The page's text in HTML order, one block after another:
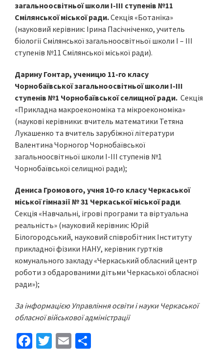
загальноосвітньої школи І-ІІІ ступенів №11
Смiлянської міськoї ради.Секція «Ботаніка»
(науковий керівник: Ірина Пасічніченко, учитель
біології Смілянської загальноосвітньої школи І – ІІІ
ступенів №11 Смілянської міської ради).
Дарину Гонтар, ученицю 11-го класу
Чорнобаївської загальноосвітньої школи І-ІІІ
ступенів №1 Чорнобаївської селищної ради. Секція
«Прикладна макроекономіка та мікроекономіка»
(наукові керівники: вчитель математики Тетяна
Лукашенко та вчитель зарубіжної літератури
Валентина Чорногор Чорнобаївської
загальноосвітньої школи І-ІІІ ступенів №1
Чорнобаївської селищної ради);
Дениса Громового, учня 10-го класу Черкаської
міської гімназії № 31 Черкаської міської ради.
Секція «Навчальні, ігрові програми та віртуальна
реальність» (науковий керівник: Юрій
Білогородський, науковий співробітник Інституту
прикладної фізики НАНУ, керівник гуртків
комунального закладу «Черкаський обласний центр
роботи з обдарованими дітьми Черкаської обласної
ради»);
За інформацією Управління освіти і науки Черкаської
обласної військової адміністрації
Fa T
E